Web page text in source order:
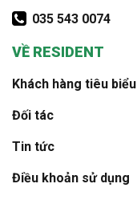
035 543 0074
VỀ RESIDENT
Khách hàng tiêu biểu
Đối tác
Tin tức
Điều khoản sử dụng